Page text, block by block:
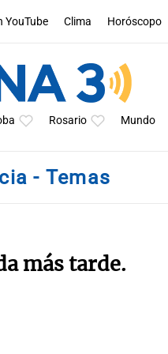
YouTube Clima Horóscopo
Rosario Mundo
- Temas
más tarde.